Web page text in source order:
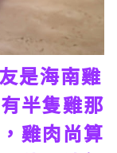
是海南雞
半隻雞那
雞肉尚算